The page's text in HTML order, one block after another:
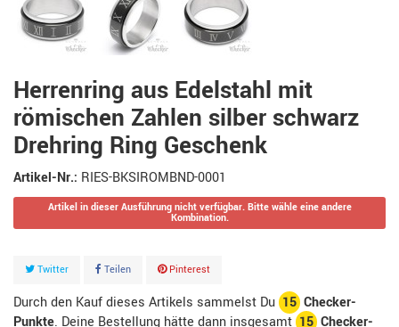
Herrenring aus Edelstahl mit
römischen Zahlen silber schwarz
Drehring Ring Geschenk
Artikel-Nr.: RIES-BKSIROMBND-0001
Artikel in dieser Ausführung nicht verfügbar. Bitte wähle eine andere
Kombination.
Twitter Teilen Pinterest
Durch den Kauf dieses Artikels sammelst Du 15 Checker-
Punkte. Deine Bestellung hätte dann insgesamt 15 Checker-